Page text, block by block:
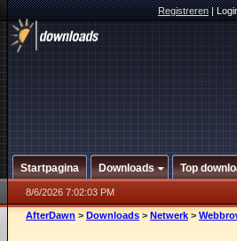
Registreren|
Startpagina Downloads Top
8/6/2026 7:02:03 PM
AfterDawn > Downloads > Netwerk >